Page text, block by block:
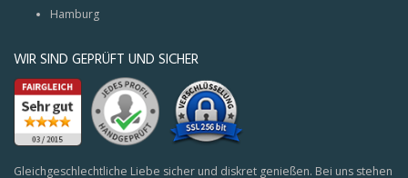
Hamburg
WIR SIND GEPRÜFT UND SICHER
Gleichgeschlechtliche Liebe sicher und diskret genießen. Bei uns stehen